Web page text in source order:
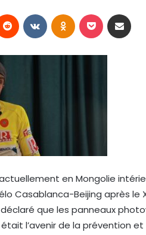
en Mongolie
Casablanca-Beijing après le
déclaré que les panneaux
l’avenir de la prévention